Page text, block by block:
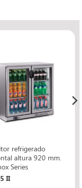
refrigerado
altura 920 mm.
Series
II